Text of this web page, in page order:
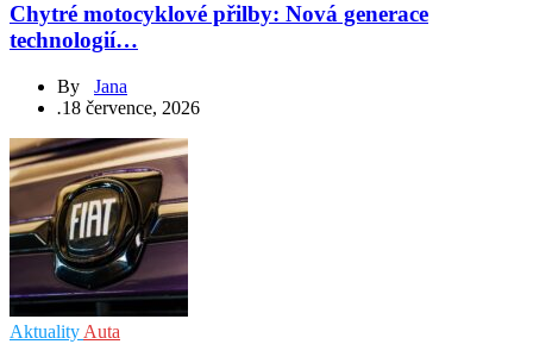
Chytré motocyklové přilby: Nová generace
technologií…
By Jana
.18 července, 2026
Aktuality Auta